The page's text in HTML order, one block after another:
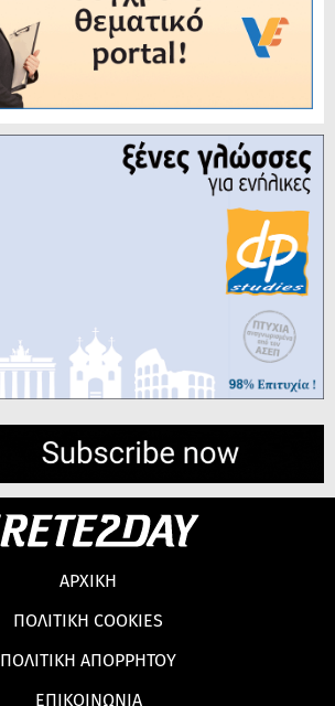
ΑΡΧΙΚΗ
ΠΟΛΙΤΙΚΗ COOKIES
ΠΟΛΙΤΙΚΗ ΑΠΟΡΡΗΤΟΥ
ΕΠΙΚΟΙΝΩΝΙΑ